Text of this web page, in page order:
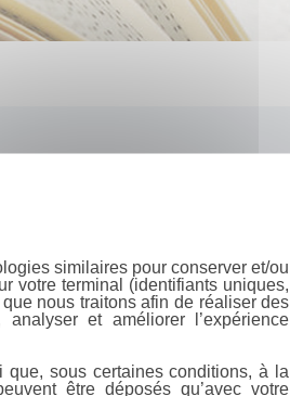
similaires pour conserver et/ou
votre terminal (identifiants uniques,
nous traitons afin de réaliser des
et améliorer l’expérience
que, sous certaines conditions, à la
être déposés qu’avec votre